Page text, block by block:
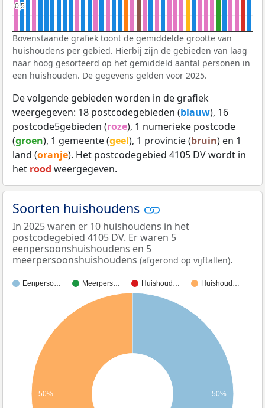
0,5
0,5
Bovenstaande grafiek toont de gemiddelde grootte van
huishoudens per gebied. Hierbij zijn de gebieden van laag
naar hoog gesorteerd op het gemiddeld aantal personen in
een huishouden. De gegevens gelden voor 2025.
De volgende gebieden worden in de grafiek
weergegeven: 18 postcodegebieden (blauw), 16
postcode5gebieden (roze), 1 numerieke postcode
(groen), 1 gemeente (geel), 1 provincie (bruin) en 1
land (oranje). Het postcodegebied 4105 DV wordt in
het rood weergegeven.
Soorten huishoudens
In 2025 waren er 10 huishoudens in het
postcodegebied 4105 DV. Er waren 5
eenpersoonshuishoudens en 5
meerpersoonshuishoudens (afgerond op vijftallen).
Eenperso… Meerpers… Huishoud… Huishoud…
50% 50%